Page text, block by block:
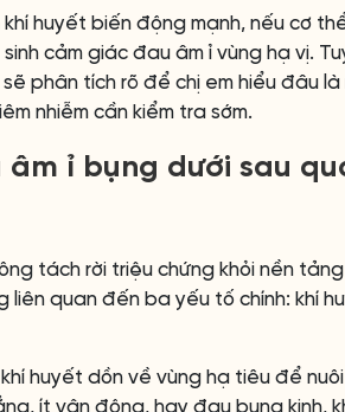
huyết biến động mạnh, nếu cơ
cảm giác đau âm ỉ vùng hạ vị.
phân tích rõ để chị em hiểu đâu là
nhiễm cần kiểm tra sớm.
ỉ bụng dưới sau
tách rời triệu chứng khỏi nền
liên quan đến ba yếu tố chính: khí
huyết dồn về vùng hạ tiêu để
ít vận động, hay đau bụng kinh,